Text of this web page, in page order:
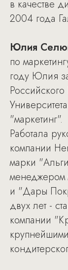
в качестве
2004 года
Юлия
по
году Юлия
"маркетинг".
Работала
компании
марки
и "Дары
двух лет -
компании